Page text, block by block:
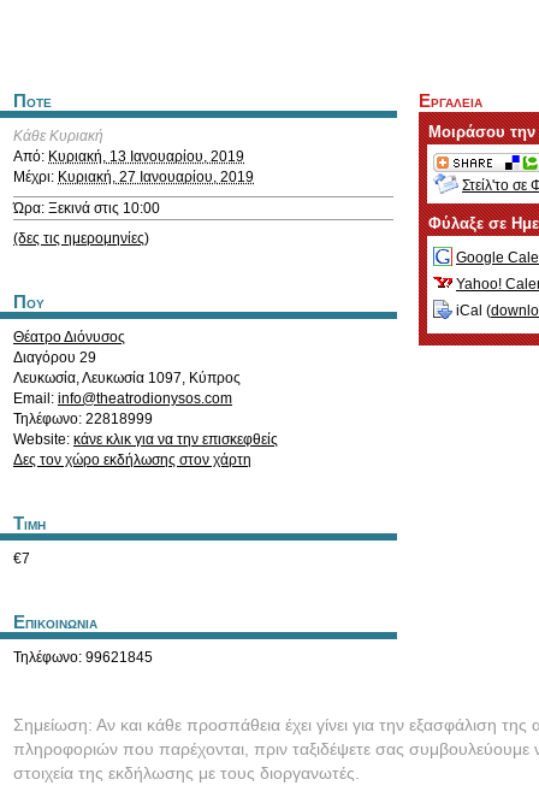
Ποτε
Κάθε Κυριακή
Από: Κυριακή, 13 Ιανουαρίου, 2019
Μέχρι: Κυριακή, 27 Ιανουαρίου, 2019
Ώρα: Ξεκινά στις 10:00
(δες τις ημερομηνίες)
Που
Θέατρο Διόνυσος
Διαγόρου 29
Λευκωσία,Λευκωσία 1097, Κύπρος
Email: info@theatrodionysos.com
Τηλέφωνο: 22818999
Website: κάνε κλικ για να την επισκεφθείς
Δες τον χώρο εκδήλωσης στον χάρτη
Τιμη
€7
Επικοινωνια
Τηλέφωνο: 99621845
Εργαλεια
Μοιράσου
Στείλ'το σε
Φύλαξε σε
Google
Yahoo!
iCal (
Σημείωση: Αν και κάθε προσπάθεια έχει γίνει για την εξασφάλιση της
πληροφοριών που παρέχονται, πριν ταξιδέψετε σας συμβουλεύουμε
στοιχεία της εκδήλωσης με τους διοργανωτές.